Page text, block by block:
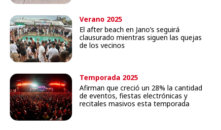
Verano 2025
El after beach en Jano’s seguirá
clausurado mientras siguen las quejas
de los vecinos
Temporada 2025
Afirman que creció un 28% la cantidad
de eventos, fiestas electrónicas y
recitales masivos esta temporada